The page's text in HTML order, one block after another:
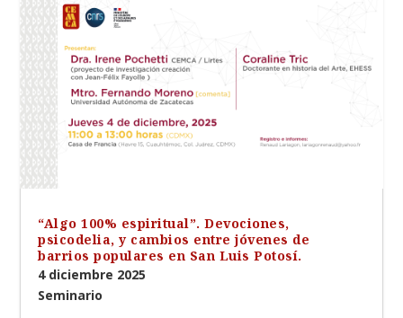
“Algo 100% espiritual”. Devociones,
psicodelia, y cambios entre jóvenes de
barrios populares en San Luis Potosí.
4 diciembre 2025
Seminario